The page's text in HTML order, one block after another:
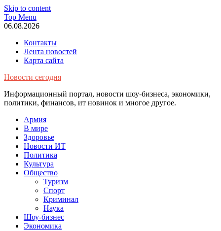
Skip to content
Top Menu
06.08.2026
Контакты
Лента новостей
Карта сайта
Новости сегодня
Информационный портал, новости шоу-бизнеса, экономики,
политики, финансов, ит новинок и многое другое.
Армия
В мире
Здоровье
Новости ИТ
Политика
Культура
Общество
Туризм
Спорт
Криминал
Наука
Шоу-бизнес
Экономика